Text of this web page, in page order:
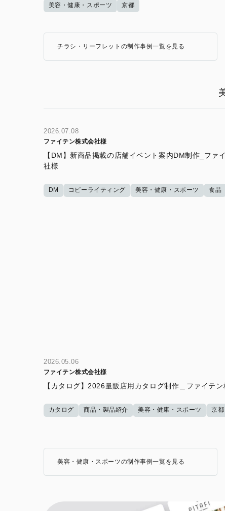
美容・健康・スポーツ
京都
チラシ・リーフレットの制作事例一覧を見る
2026.07.08
ファイテン株式会社様
【DM】新商品掲載の店舗イベント案内DM制作_ファ
社様
DM コピーライティング 美容・健康・スポーツ 食品
2026.05.06
ファイテン株式会社様
【カタログ】2026量販店用カタログ制作＿ファイテ
カタログ 商品・製品紹介 美容・健康・スポーツ 京都
美容・健康・スポーツの制作事例一覧を見る